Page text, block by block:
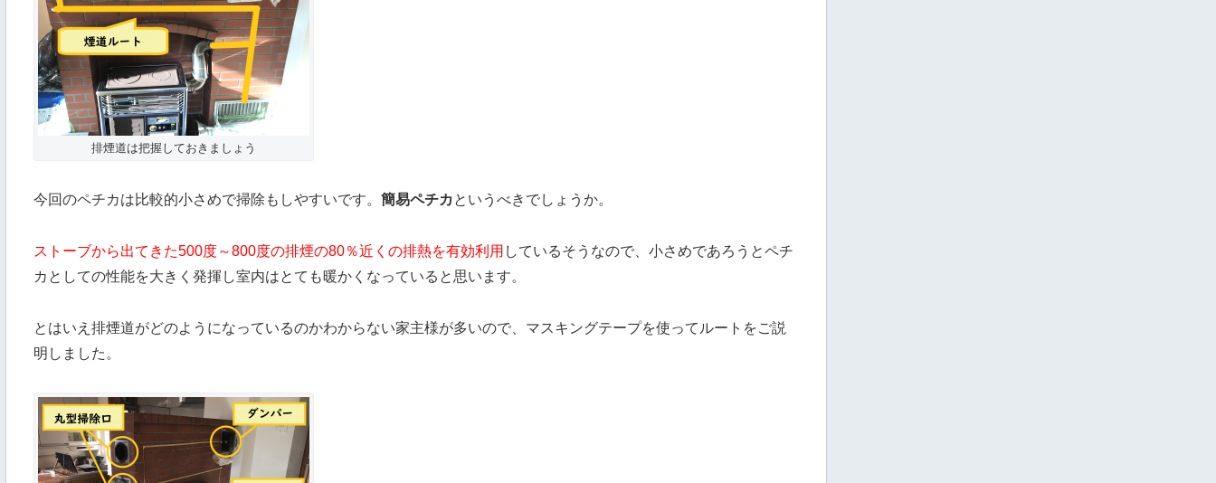
排煙道は把握しておきましょう
今回のペチカは比較的小さめで掃除もしやすいです。 簡易ペチカ というべきでしょうか。
ストーブから出てきた500度～800度の排煙の80％近くの排熱を有効利用 しているそうなので、小さめであろうとペチ
カとしての性能を大きく発揮し室内はとても暖かくなっていると思います。
とはいえ排煙道がどのようになっているのかわからない家主様が多いので、マスキングテープを使ってルートをご説
明しました。